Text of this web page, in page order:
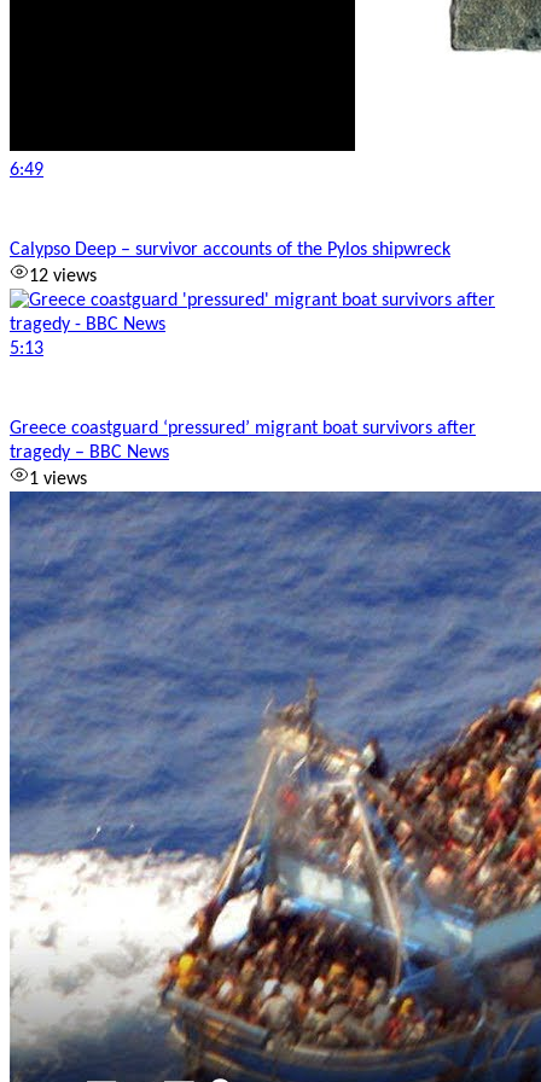
6:49
Calypso Deep – survivor accounts of the Pylos shipwreck
12 views
5:13
Greece coastguard ‘pressured’ migrant boat survivors after
tragedy – BBC News
1 views